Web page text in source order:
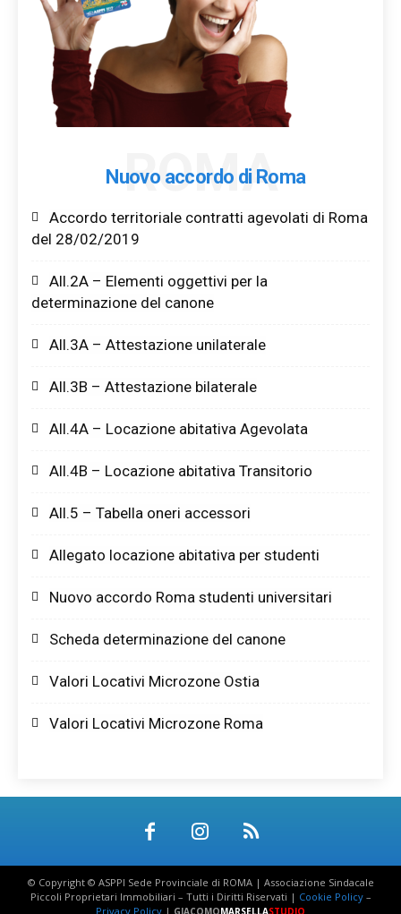
Nuovo accordo di Roma
ROMA
Accordo territoriale contratti agevolati di Roma
del 28/02/2019
All.2A – Elementi oggettivi per la
determinazione del canone
All.3A – Attestazione unilaterale
All.3B – Attestazione bilaterale
All.4A – Locazione abitativa Agevolata
All.4B – Locazione abitativa Transitorio
All.5 – Tabella oneri accessori
Allegato locazione abitativa per studenti
Nuovo accordo Roma studenti universitari
Scheda determinazione del canone
Valori Locativi Microzone Ostia
Valori Locativi Microzone Roma
© Copyright © ASPPI Sede Provinciale di ROMA | Associazione Sindacale
Piccoli Proprietari Immobiliari – Tutti i Diritti Riservati | Cookie Policy–
Privacy Policy |